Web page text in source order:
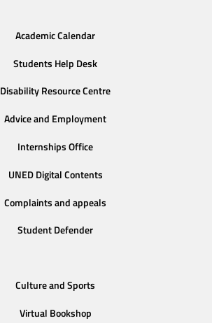
Academic Calendar
Students Help Desk
Disability Resource Centre
Advice and Employment
Internships Office
UNED Digital Contents
Complaints and appeals
Student Defender
Culture and Sports
Virtual Bookshop